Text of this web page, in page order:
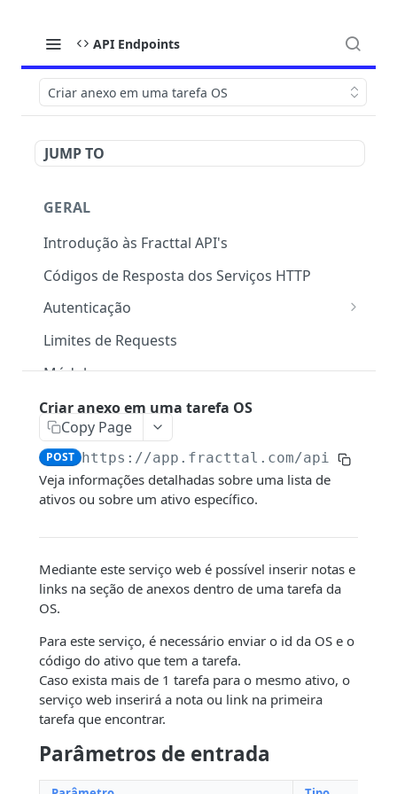
API Endpoints
Criar anexo em uma tarefa OS
JUMP TO
GERAL
Introdução às Fracttal API's
Códigos de Resposta dos Serviços HTTP
Autenticação
OAuth 2.0
Limites de Requests
Módulos
Conexão com o Google Sheet
Filtros dinâmicos
ENDPOINTS
Consultar Centros de Custo
Consultar log de transações
Valor Hora Ordinária GET
Criar Valor Hora Ordinária POST
Criar centros de custo
Criar contas de usuário
Criar um serviço
Consultar um Ativo
Consultar a gestão de documentos de
um ativo
Consultar histórico dos ativos fora de
serviço
Consultar histórico de Localizações dos
Recursos humanos
Consulta de recursos humanos
Consultar a gestão de documentos de
recursos humanos
GET
Consultar campos personalizados dos
recursos humanos
Criar um recurso humano
Criar documento e associá-los a um
POST
Consulta de terceiros
GET
Consulta de gestão de Documentos
terceiros
GET
Consultar contatos de terceiros
Consultar serviços de terceiros
Armazéns
Consultar os armazéns
GET
Consultar detalhes dos movimentos
Consultar ordens de compra
Consultar uma peça de reposição de um
Tarefas
Consultar planos de tarefas
Consultar tarefas
Consultar os ativadores de tarefas
Orçamento
Consulta orçamento
Aprovar/cancelar orçamento
Ordens de Trabalho
Consulta de Tarefas em OS's
GET
Criar anexo em uma tarefa OS
Copy Page
POST https://app.fracttal.com/api/
Veja informações detalhadas sobre uma lista de
ativos ou sobre um ativo específico.
Mediante este serviço web é possível inserir notas e
links na seção de anexos dentro de uma tarefa da
OS.
Para este serviço, é necessário enviar o id da OS e o
código do ativo que tem a tarefa.
Caso exista mais de 1 tarefa para o mesmo ativo, o
serviço web inserirá a nota ou link na primeira
tarefa que encontrar.
Parâmetros de entrada